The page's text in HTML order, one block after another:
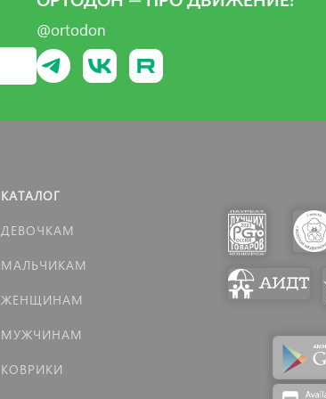
@ortodon
КАТАЛОГ
ДЕВОЧКАМ
МАЛЬЧИКАМ
ЖЕНЩИНАМ
МУЖЧИНАМ
КОВРИКИ